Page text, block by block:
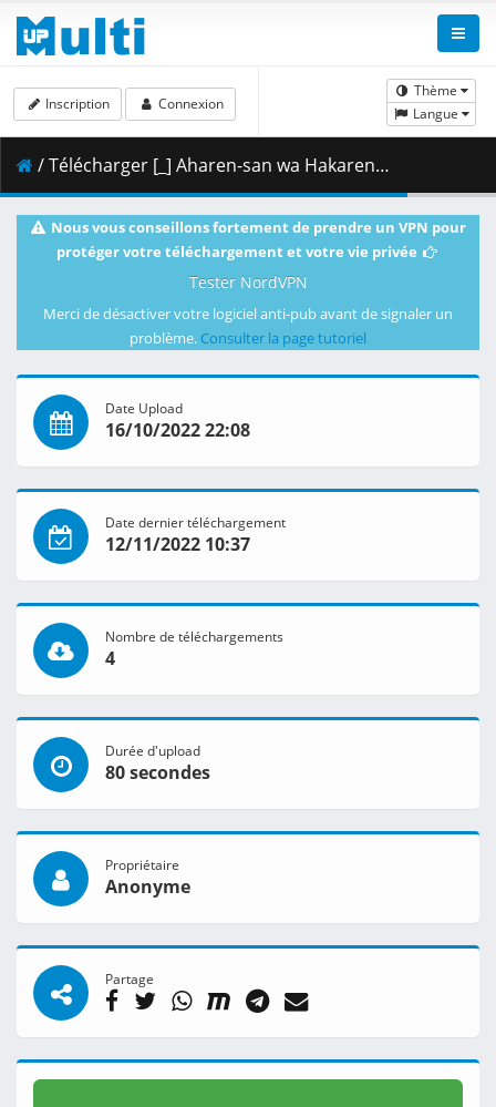
Thème
Langue
Inscription Connexion
/ Télécharger [_] Aharen-san wa Hakarenai - S01E06 (BD 1080p HEVC FLAC-AAC Dual-Audio).mkv.002 ( 330.97 MB )
Nous vous conseillons fortement de prendre un VPN pour
protéger votre téléchargement et votre vie privée
Tester NordVPN
Merci de désactiver votre logiciel anti-pub avant de signaler un
problème. Consulter la page tutoriel
Date Upload
16/10/2022 22:08
Date dernier téléchargement
12/11/2022 10:37
Nombre de téléchargements
4
Durée d'upload
80 secondes
Propriétaire
Anonyme
Partage